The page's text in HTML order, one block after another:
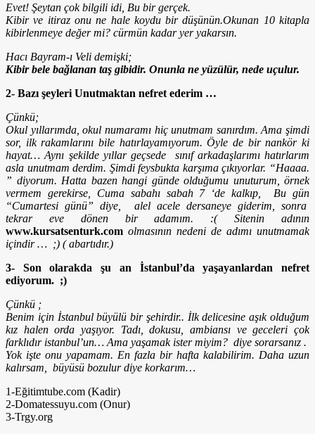
Evet! Şeytan çok bilgili idi, Bu bir gerçek.
Kibir ve itiraz onu ne hale koydu bir düşünün.Okunan 10 kitapla
kibirlenmeye değer mi? cürmün kadar yer yakarsın.
Hacı Bayram-ı Veli demişki;
Kibir bele bağlanan taş gibidir. Onunla ne yüzülür, nede uçulur.
2- Bazı şeyleri Unutmaktan nefret ederim …
Çünkü;
Okul yıllarımda, okul numaramı hiç unutmam sanırdım. Ama şimdi
sor, ilk rakamlarını bile hatırlayamıyorum. Öyle de bir nankör ki
hayat… Aynı şekilde yıllar geçsede sınıf arkadaşlarımı hatırlarım
asla unutmam derdim. Şimdi feysbukta karşıma çıkıyorlar. “Haaaa.
” diyorum. Hatta bazen hangi günde olduğumu unuturum, örnek
vermem gerekirse, Cuma sabahı sabah 7 ‘de kalkıp, Bu gün
“Cumartesi günü” diye, alel acele dersaneye giderim, sonra
tekrar eve dönen bir adamım. :( Sitenin adının
www.kursatsenturk.com olmasının nedeni de adımı unutmamak
içindir … ;) ( abartıdır.)
3- Son olarakda şu an İstanbul’da yaşayanlardan nefret
ediyorum. ;)
Çünkü ;
Benim için İstanbul büyülü bir şehirdir.. İlk delicesine aşık olduğum
kız halen orda yaşıyor. Tadı, dokusu, ambiansı ve geceleri çok
farklıdır istanbul’un… Ama yaşamak ister miyim? diye sorarsanız .
Yok işte onu yapamam. En fazla bir hafta kalabilirim. Daha uzun
kalırsam, büyüsü bozulur diye korkarım…
1-Eğitimtube.com (Kadir)
2-Domatessuyu.com (Onur)
3-Trgy.org